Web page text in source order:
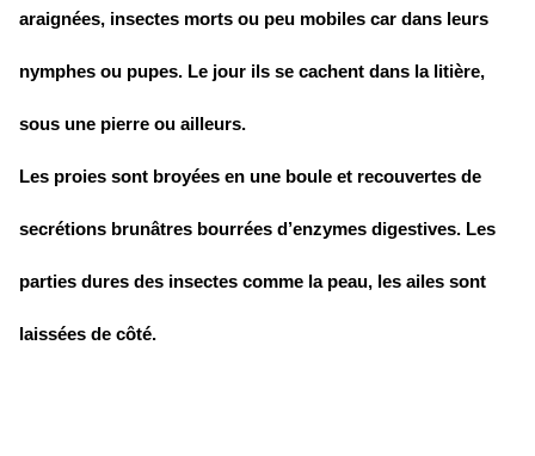
araignées, insectes morts ou peu mobiles car dans leurs
nymphes ou pupes. Le jour ils se cachent dans la litière,
sous une pierre ou ailleurs.
Les proies sont broyées en une boule et recouvertes de
secrétions brunâtres bourrées d’enzymes digestives. Les
parties dures des insectes comme la peau, les ailes sont
laissées de côté.